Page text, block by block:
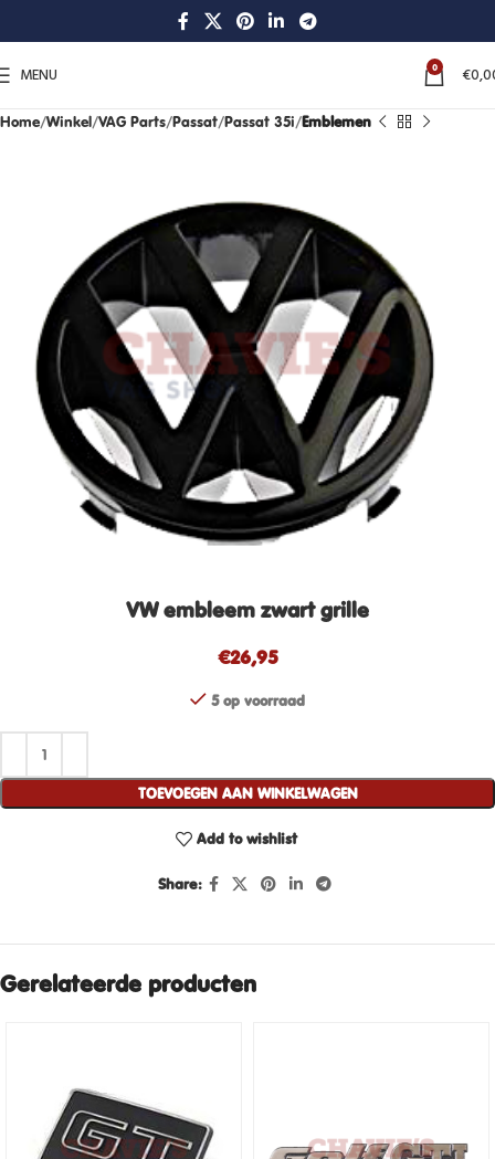
MENU 0 €
Home Winkel VAG Parts Passat Passat 35i Emblemen
VW embleem zwart grille
€26,95
5 op voorraad
TOEVOEGEN AAN WINKELWAGEN
Add to wishlist
Share:
Gerelateerde producten